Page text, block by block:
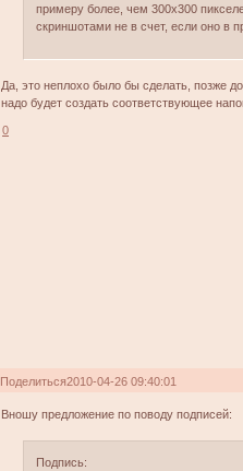
примеру более, чем 300х300
скриншотами не в счет, если оно в
Да, это неплохо было бы сделать, позже
надо будет создать соответствующее
0
Поделиться2010-04-26 09:40:01
Вношу предложение по поводу подписей:
Подпись: